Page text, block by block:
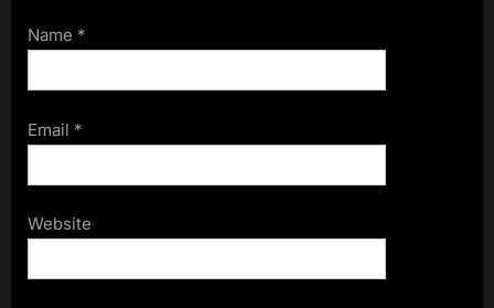
Name *
Email *
Website